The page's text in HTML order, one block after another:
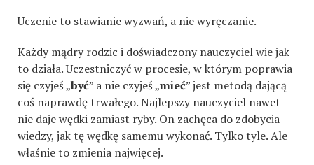
Uczenie to stawianie wyzwań, a nie wyręczanie.
Każdy mądry rodzic i doświadczony nauczyciel wie jak
to działa. Uczestniczyć w procesie, w którym poprawia
się czyjeś „być” a nie czyjeś „mieć” jest metodą dającą
coś naprawdę trwałego. Najlepszy nauczyciel nawet
nie daje wędki zamiast ryby. On zachęca do zdobycia
wiedzy, jak tę wędkę samemu wykonać. Tylko tyle. Ale
właśnie to zmienia najwięcej.